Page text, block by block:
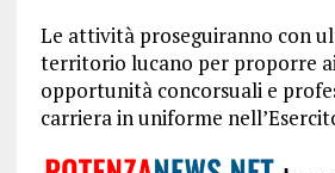
Le attività proseguiranno con
territorio lucano per proporre
opportunità concorsuali e
carriera in uniforme